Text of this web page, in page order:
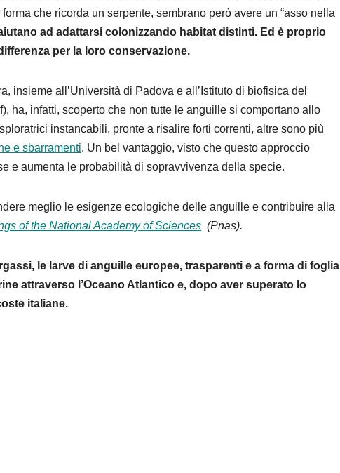
che ricorda un serpente, sembrano però avere un “asso nella
ad adattarsi colonizzando habitat distinti. Ed è proprio
per la loro conservazione.
insieme all’Università di Padova e all’Istituto di biofisica del
ha, infatti, scoperto che non tutte le anguille si comportano allo
instancabili, pronte a risalire forti correnti, altre sono più
e sbarramenti. Un bel vantaggio, visto che questo approccio
e aumenta le probabilità di sopravvivenza della specie.
meglio le esigenze ecologiche delle anguille e contribuire alla
of the National Academy of Sciences (Pnas).
le larve di anguille europee, trasparenti e a forma di foglia
attraverso l’Oceano Atlantico e, dopo aver superato lo
italiane.